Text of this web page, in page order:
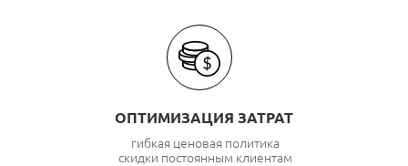
ОПТИМИЗАЦИЯ ЗАТРАТ
гибкая ценовая политика
скидки постоянным клиентам